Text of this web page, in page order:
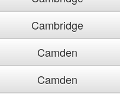
Cambridge
Camden
Camden